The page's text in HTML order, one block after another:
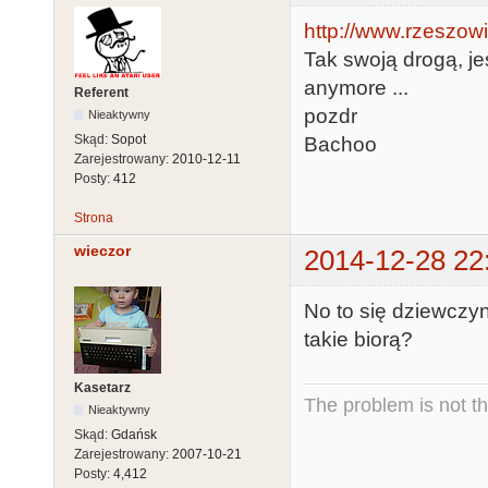
Referent
Nieaktywny
Skąd: Sopot
Zarejestrowany: 2010-12-11
Posty: 412
http://
Tak swoją drogą,
anymore ...
pozdr
Bachoo
Strona
wieczor 2014-12-28
Kasetarz
Nieaktywny
Skąd: Gdańsk
Zarejestrowany: 2007-10-21
Posty: 4,412
No to się
takie biorą?
The problem is not